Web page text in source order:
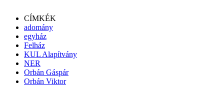
CÍMKÉK
adomány
egyház
Felház
KUL Alapítvány
NER
Orbán Gáspár
Orbán Viktor